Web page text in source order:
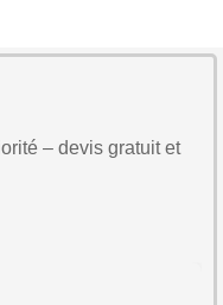
– devis gratuit et